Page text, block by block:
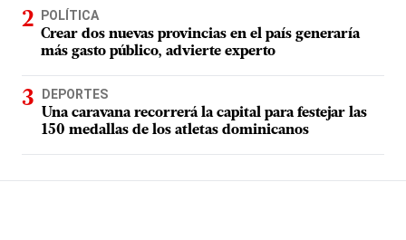
POLÍTICA
Crear dos nuevas provincias en el país generaría
más gasto público, advierte experto
DEPORTES
Una caravana recorrerá la capital para festejar las
150 medallas de los atletas dominicanos